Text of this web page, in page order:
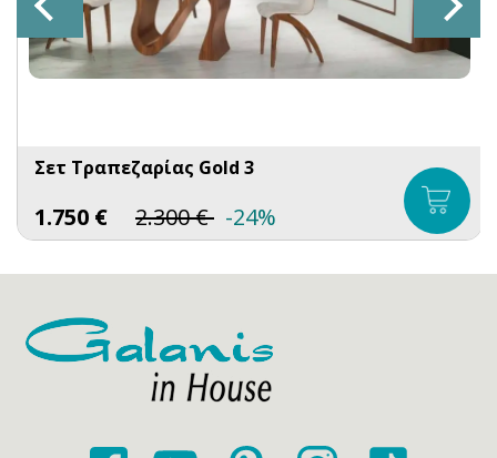
Σετ Τραπεζαρίας Gold 3
1.750 € 2.300€ -24%